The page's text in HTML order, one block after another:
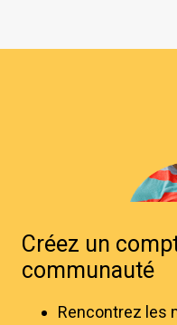
Créez un
communauté
Rencontrez les